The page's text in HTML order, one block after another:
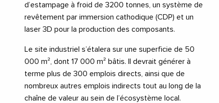
d’estampage à froid de 3200 tonnes, un système de
revêtement par immersion cathodique (CDP) et un
laser 3D pour la production des composants.
Le site industriel s’étalera sur une superficie de 50
000 m², dont 17 000 m² bâtis. Il devrait générer à
terme plus de 300 emplois directs, ainsi que de
nombreux autres emplois indirects tout au long de la
chaîne de valeur au sein de l’écosystème local.